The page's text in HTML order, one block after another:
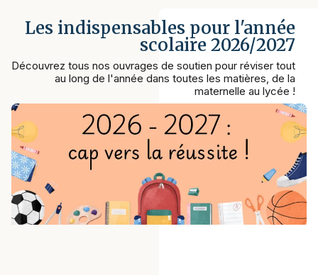
Les indispensables pour l'année
scolaire 2026/2027
Découvrez tous nos ouvrages de soutien pour réviser tout
au long de l'année dans toutes les matières, de la
maternelle au lycée !